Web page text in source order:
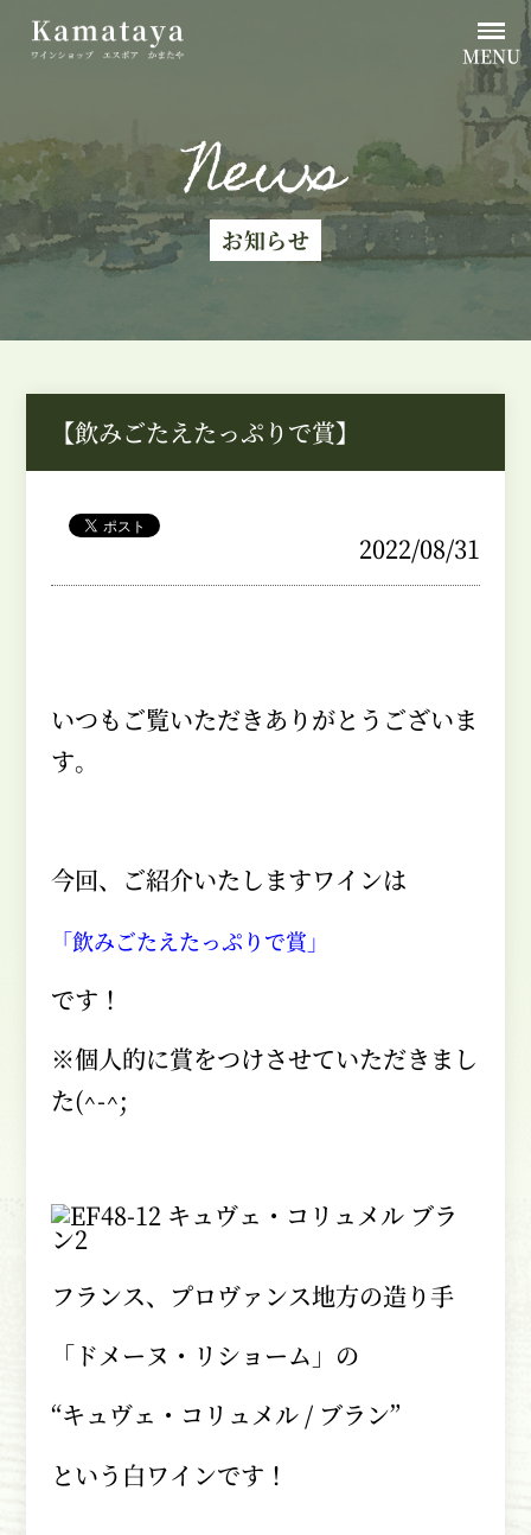
MENU
News
お知らせ
【飲みごたえたっぷりで賞】
2022/08/31
いつもご覧いただきありがとうございま
す。
今回、ご紹介いたしますワインは
「飲みごたえたっぷりで賞」
です！
※個人的に賞をつけさせていただきまし
た(^-^;
フランス、プロヴァンス地方の造り手
「ドメーヌ・リショーム」の
“キュヴェ・コリュメル/ ブラン”
という白ワインです！